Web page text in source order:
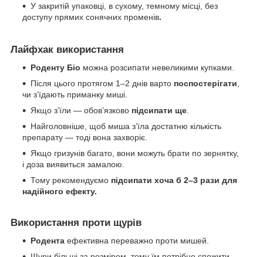
У закритій упаковці, в сухому, темному місці, без
доступу прямих сонячних променів.
Лайфхак використання
Роденту Біо можна розсипати невеликими купками.
Після цього протягом 1–2 днів варто поспостерігати,
чи з’їдають приманку миші.
Якщо з’їли — обов’язково підсипати ще.
Найголовніше, щоб миша з’їла достатню кількість
препарату — тоді вона захворіє.
Якщо гризунів багато, вони можуть брати по зернятку,
і доза виявиться замалою.
Тому рекомендуємо підсипати хоча б 2–3 рази для
надійного ефекту.
Використання проти щурів
Родента ефективна переважно проти мишей.